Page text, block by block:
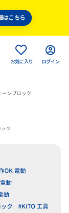
はこちら
お気に入り ログイン
ーンブロック
ク
OK 電動
動
動
ク
#KITO 工具